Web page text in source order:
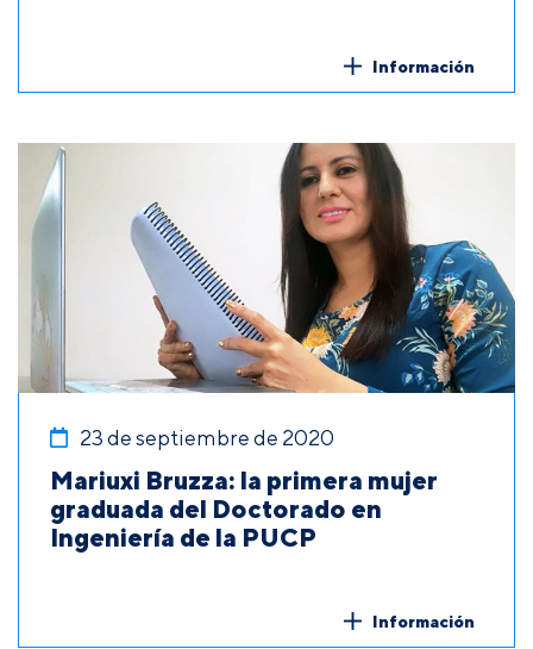
Información
23 de septiembre de 2020
Mariuxi Bruzza: la primera mujer
graduada del Doctorado en
Ingeniería de la PUCP
Información